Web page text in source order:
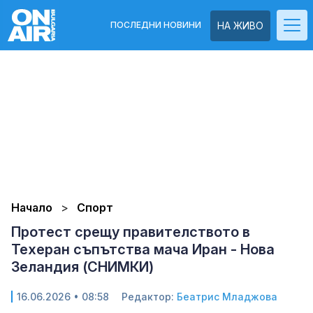
НА ЖИВО
ПОСЛЕДНИ НОВИНИ
Начало Спорт
Протест срещу правителството в
Техеран съпътства мача Иран - Нова
Зеландия (СНИМКИ)
16.06.2026 • 08:58 Редактор: Беатрис Младжова